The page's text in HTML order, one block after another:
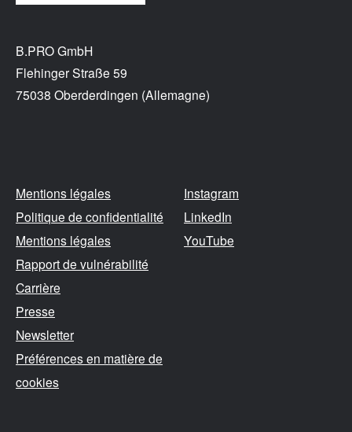
B.PRO GmbH
Flehinger Straße 59
75038 Oberderdingen (Allemagne)
Mentions légales
Politique de confidentialité
Mentions légales
Rapport de vulnérabilité
Carrière
Presse
Newsletter
Préférences en matière de
cookies
Instagram
LinkedIn
YouTube